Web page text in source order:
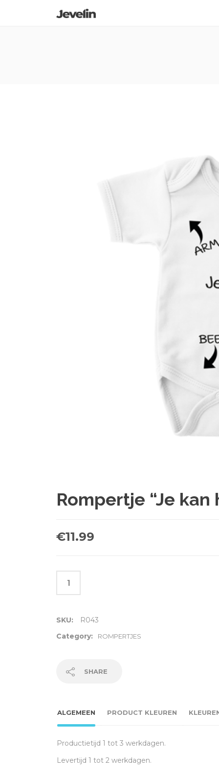
Rompertje “Je kan
€11.99
SKU:
R043
Category:
ROMPERTJES
SHARE
ALGEMEEN PRODUCT KLEUREN
Productietijd 1 tot 3 werkdagen.
Levertijd 1 tot 2 werkdagen.